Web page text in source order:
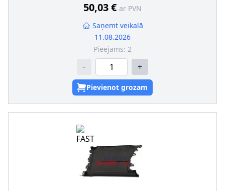
50,03 € ar PVN
Saņemt veikalā
11.08.2026
Pieejams: 2
- +
Pievienot grozam